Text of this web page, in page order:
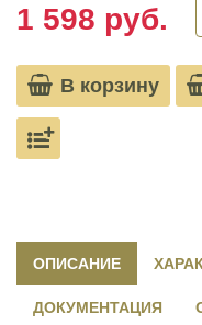
1 598 руб.
В корзину
ОПИСАНИЕ
ДОКУМЕНТАЦИЯ